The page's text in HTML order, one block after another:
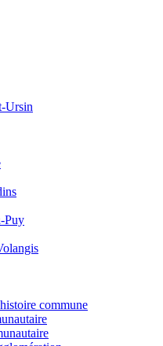
Ursin
Puy
commune